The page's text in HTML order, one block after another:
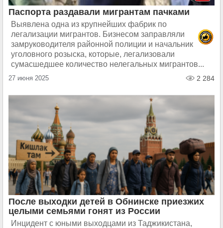
Паспорта раздавали мигрантам пачками
Выявлена одна из крупнейших фабрик по
легализации мигрантов. Бизнесом заправляли
замруководителя районной полиции и начальник
уголовного розыска, которые, легализовали
сумасшедшее количество нелегальных мигрантов...
27 июня 2025 2 284
После выходки детей в Обнинске приезжих
целыми семьями гонят из России
Инцидент с юными выходцами из Таджикистана,